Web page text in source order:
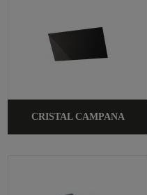
CRISTAL CAMPANA